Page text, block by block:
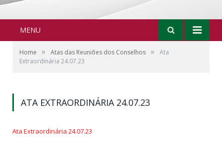
MENU
Home » Atas das Reuniões dos Conselhos »
Ata
Extraordinária 24.07.23
ATA EXTRAORDINÁRIA 24.07.23
Ata Extraordinária 24.07.23